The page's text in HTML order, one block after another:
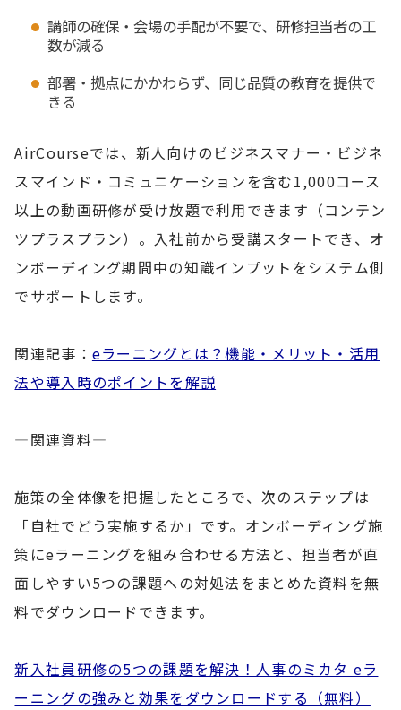
講師の確保・会場の手配が不要で、研修担当者の工
数が減る
部署・拠点にかかわらず、同じ品質の教育を提供で
きる
AirCourseでは、新人向けのビジネスマナー・ビジネ
スマインド・コミュニケーションを含む1,000コース
以上の動画研修が受け放題で利用できます（コンテン
ツプラスプラン）。入社前から受講スタートでき、オ
ンボーディング期間中の知識インプットをシステム側
でサポートします。
関連記事： eラーニングとは？機能・メリット・活用
法や導入時のポイントを解説
—関連資料—
施策の全体像を把握したところで、次のステップは
「自社でどう実施するか」です。オンボーディング施
策にeラーニングを組み合わせる方法と、担当者が直
面しやすい5つの課題への対処法をまとめた資料を無
料でダウンロードできます。
新入社員研修の5つの課題を解決！人事のミカタ eラ
ーニングの強みと効果をダウンロードする（無料）